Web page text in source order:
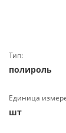
Тип:
полироль
Единица
шт